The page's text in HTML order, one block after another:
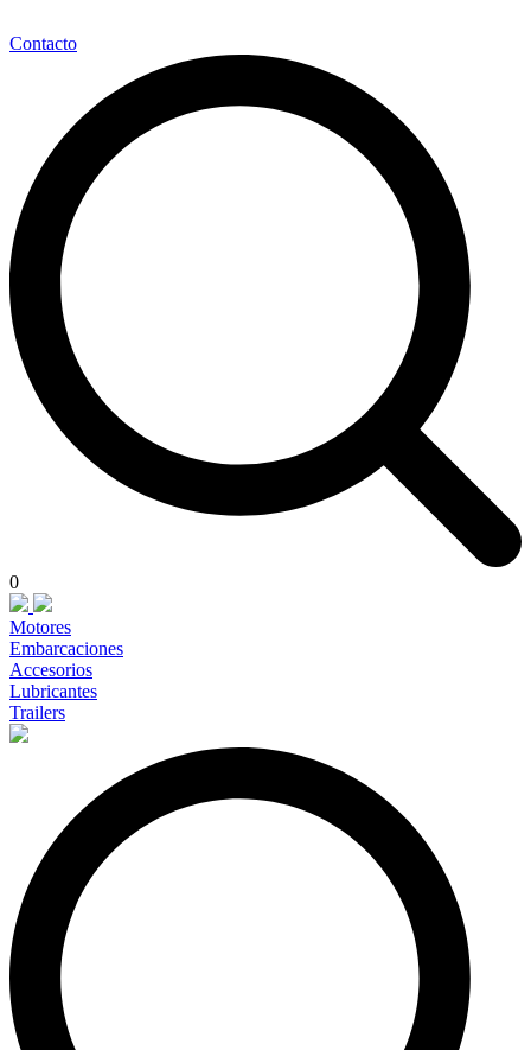
Contacto
0
Motores
Embarcaciones
Accesorios
Lubricantes
Trailers